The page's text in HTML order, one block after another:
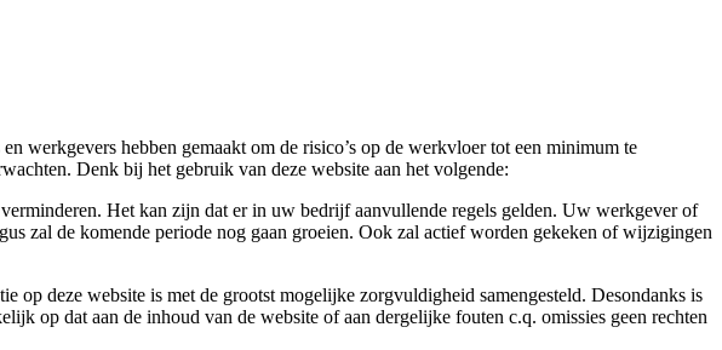
werkgevers hebben gemaakt om de risico’s op de werkvloer tot een minimum te
Denk bij het gebruik van deze website aan het volgende:
Het kan zijn dat er in uw bedrijf aanvullende regels gelden. Uw werkgever of
zal de komende periode nog gaan groeien. Ook zal actief worden gekeken of wijzigingen
op deze website is met de grootst mogelijke zorgvuldigheid samengesteld. Desondanks is
op dat aan de inhoud van de website of aan dergelijke fouten c.q. omissies geen rechten